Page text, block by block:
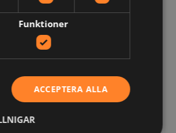
100328
Funktioner
ACCEPTERA ALLA